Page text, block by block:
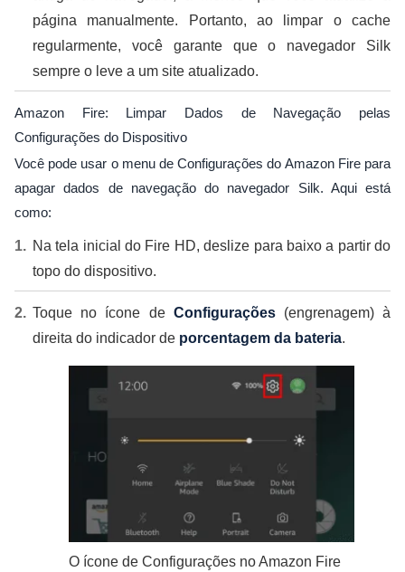
página manualmente. Portanto, ao limpar o cache
regularmente, você garante que o navegador Silk
sempre o leve a um site atualizado.
Amazon Fire: Limpar Dados de Navegação pelas
Configurações do Dispositivo
Você pode usar o menu de Configurações do Amazon Fire para
apagar dados de navegação do navegador Silk. Aqui está
como:
Na tela inicial do Fire HD, deslize para baixo a partir do
topo do dispositivo.
Toque no ícone de Configurações(engrenagem) à
direita do indicador de porcentagem da bateria.
O ícone de Configurações no Amazon Fire